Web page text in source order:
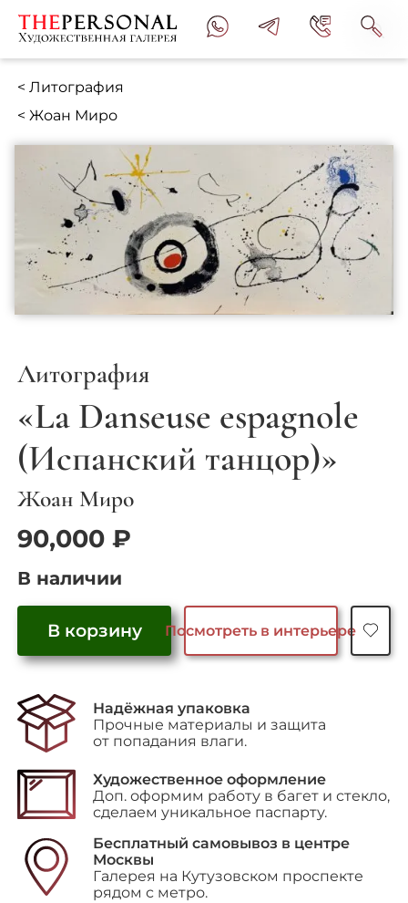
< Литография
< Жоан Миро
Литография
«La Danseuse espagnole
(Испанский танцор)»
Жоан Миро
90,000₽
В наличии
"La
Danseuse
espagnole
(Испанский
танцор)"
В корзину Посмотреть в интерьере
Надёжная упаковка
Прочные материалы и защита
от попадания влаги.
Художественное оформление
Доп. оформим работу в багет и стекло,
сделаем уникальное паспарту.
Бесплатный самовывоз в центре
Москвы
Галерея на Кутузовском проспекте
рядом с метро.